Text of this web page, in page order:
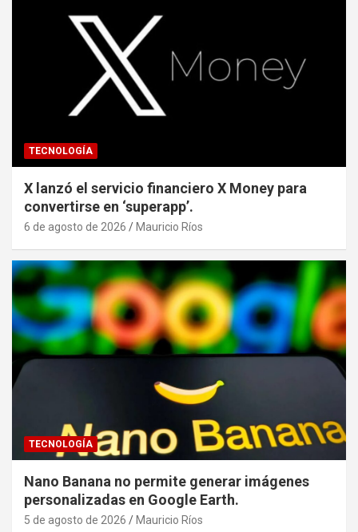
TECNOLOGÍA
X lanzó el servicio financiero X Money para
convertirse en ‘superapp’.
6 de agosto de 2026 Mauricio Ríos
TECNOLOGÍA
Nano Banana no permite generar imágenes
personalizadas en Google Earth.
5 de agosto de 2026 Mauricio Ríos